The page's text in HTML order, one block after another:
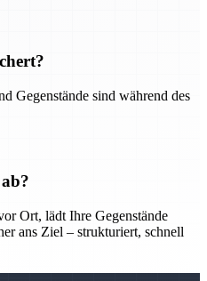
Gegenstände sind während des
Ort, lädt Ihre Gegenstände
ans Ziel – strukturiert, schnell